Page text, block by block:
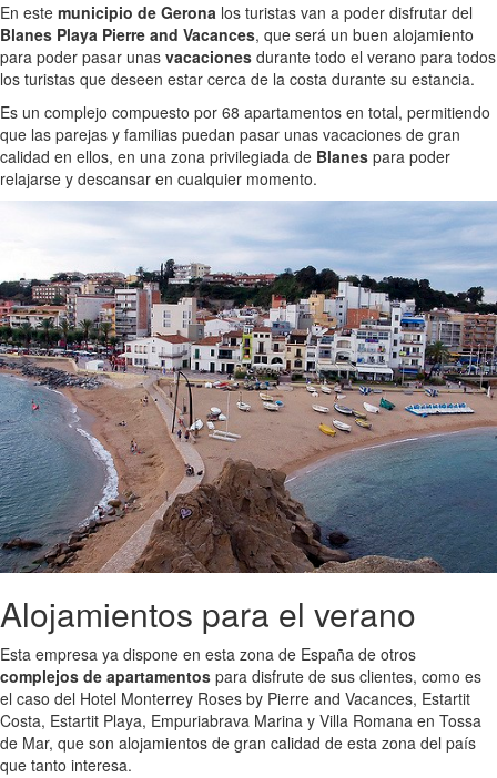
En este municipio de Gerona los turistas van a poder disfrutar del
Blanes Playa Pierre and Vacances, que será un buen alojamiento
para poder pasar unas vacaciones durante todo el verano para todos
los turistas que deseen estar cerca de la costa durante su estancia.
Es un complejo compuesto por 68 apartamentos en total, permitiendo
que las parejas y familias puedan pasar unas vacaciones de gran
calidad en ellos, en una zona privilegiada de Blanes para poder
relajarse y descansar en cualquier momento.
Alojamientos para el verano
Esta empresa ya dispone en esta zona de España de otros
complejos de apartamentos para disfrute de sus clientes, como es
el caso del Hotel Monterrey Roses by Pierre and Vacances, Estartit
Costa, Estartit Playa, Empuriabrava Marina y Villa Romana en Tossa
de Mar, que son alojamientos de gran calidad de esta zona del país
que tanto interesa.